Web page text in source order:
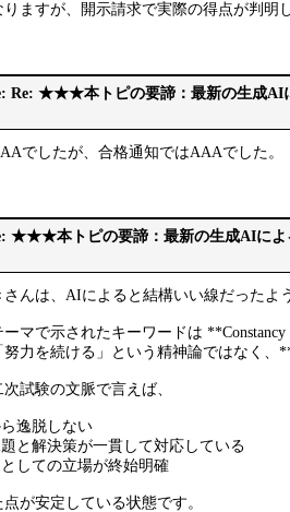
りますが、開示請求で実際の得点が判明
Re: ★★★本トピの要諦：最新の生成AI
でしたが、合格通知ではAAAでした。
★★★本トピの要諦：最新の生成AIによ
さんは、AIによると結構いい線だったよ
ーマで示されたキーワードは
努力を続ける」という精神論ではなく
試験の文脈で言えば、
逸脱しない
と解決策が一貫して対応している
しての立場が終始明確
が安定している状態です。